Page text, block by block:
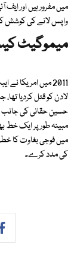
میں مفرور ہیں اور
واپس لانے کی کوشش
میموگیٹ
2011 میں امریکا
لادن کو قتل کردیا
حسین حقانی کی جانب
مبینہ طور پر ایک خط
میں فوجی بغاوت کا
کی مدد کرے۔